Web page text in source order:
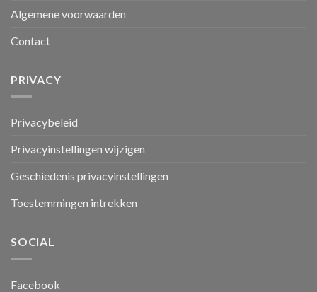
Algemene voorwaarden
Contact
PRIVACY
Privacybeleid
Privacyinstellingen wijzigen
Geschiedenis privacyinstellingen
Toestemmingen intrekken
SOCIAL
Facebook